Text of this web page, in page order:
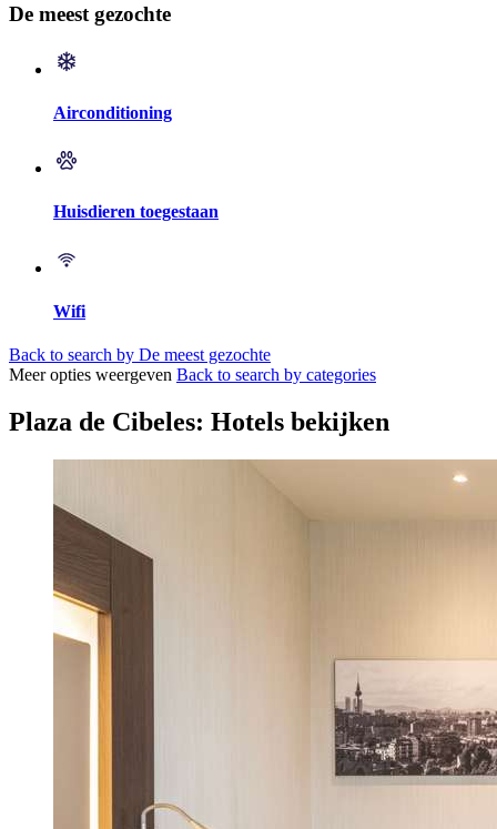
De meest gezochte
Airconditioning
Huisdieren toegestaan
Wifi
Back to search by De meest gezochte
Meer opties weergeven Back to search by categories
Plaza de Cibeles: Hotels bekijken